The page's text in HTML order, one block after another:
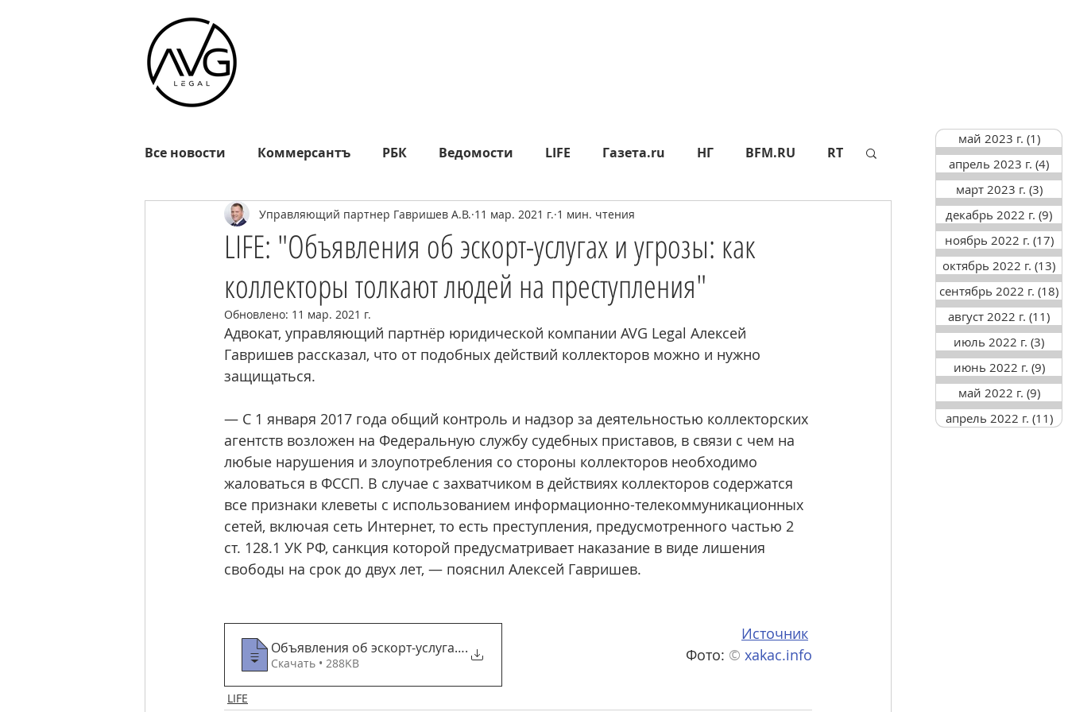
Все новости Коммерсантъ РБК Ведомости LIFE Газета.ru НГ BFM.RU RT
Известия РГ Взгляд Москва24 СП Прайм Metro
Октагон EADaily Republic Rusbankrot Вести.ru КО 360°
MOSFM News.ru РИА НОВОСТИ
LIFE: "Объявления об эскорт-услугах и угрозы: как
коллекторы толкают людей на преступления"
Управляющий партнер Гавришев А.В. 11 мар. 2021 г. 1 мин. чтения
Обновлено: 11 мар. 2021 г.
Адвокат, управляющий партнёр юридической компании AVG Legal Алексей
Гавришев рассказал, что от подобных действий коллекторов можно и нужно
защищаться.
— С 1 января 2017 года общий контроль и надзор за деятельностью коллекторских
агентств возложен на Федеральную службу судебных приставов, в связи с чем на
любые нарушения и злоупотребления со стороны коллекторов необходимо
жаловаться в ФССП. В случае с захватчиком в действиях коллекторов содержатся
все признаки клеветы с использованием информационно-телекоммуникационных
сетей, включая сеть Интернет, то есть преступления, предусмотренного частью 2
ст. 128.1 УК РФ, санкция которой предусматривает наказание в виде лишения
свободы на срок до двух лет, — пояснил Алексей Гавришев.
Объявления об эскорт-услугах и угрозы_ к
.
Скачать • 288KB
Источник
Фото: © xakac.info
LIFE
май 2023 г. (1)1
апрель 2023 г. (4)
март 2023 г. (3)3
декабрь 2022 г. (9)
ноябрь 2022 г. (17)
октябрь 2022 г. (13)
сентябрь 2022 г. (18)
август 2022 г. (11)
июль 2022 г. (3)
июнь 2022 г. (9)9
май 2022 г. (9)9
апрель 2022 г. (11)